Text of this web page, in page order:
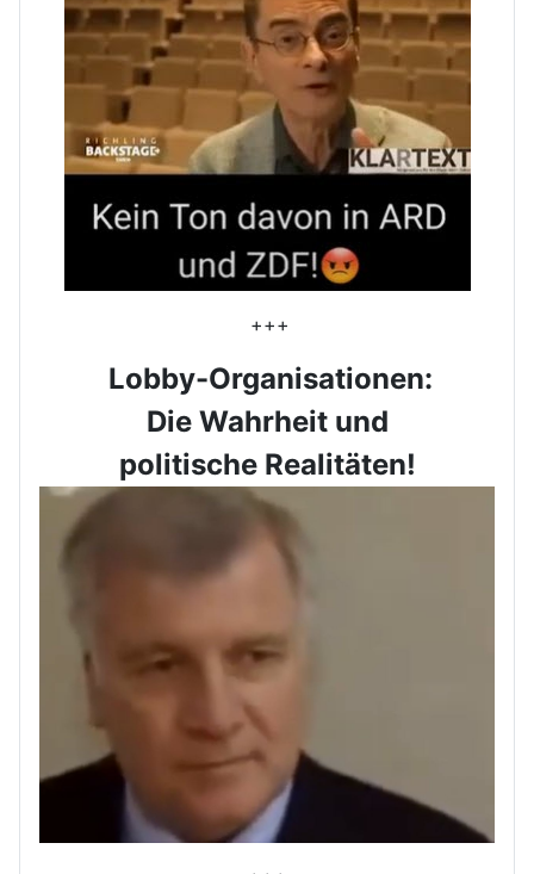
+++
Lobby-Organisationen:
Die Wahrheit und
politische Realitäten!